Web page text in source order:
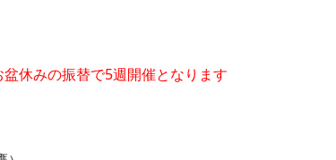
休みの振替で5週開催となります